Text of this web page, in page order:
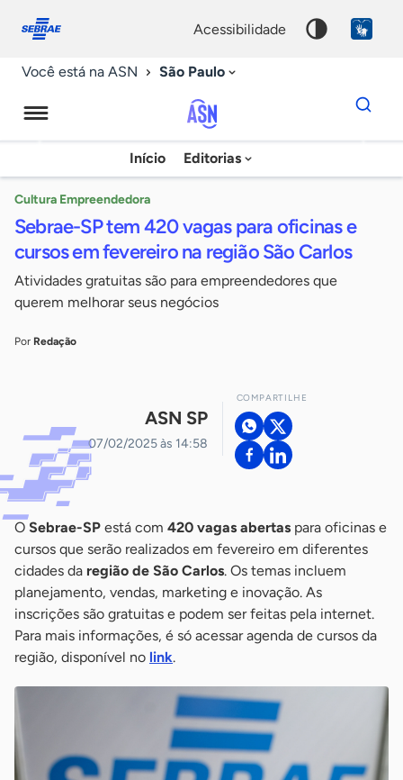
conosco
acessibilidade
Você está na ASN São Paulo
Agência
Sebrae
Notícias
Início Editorias
Dados
para
chave
Cultura Empreendedora
Sebrae-SP tem 420 vagas para oficinas e
cursos em fevereiro na região São Carlos
Atividades gratuitas são para empreendedores que
querem melhorar seus negócios
Por Redação
ASN SP
07/02/2025 às 14:58
COMPARTILHE
O Sebrae-SP está com 420 vagas abertas para oficinas e
cursos que serão realizados em fevereiro em diferentes
cidades da região de São Carlos. Os temas incluem
planejamento, vendas, marketing e inovação. As
inscrições são gratuitas e podem ser feitas pela internet.
Para mais informações, é só acessar agenda de cursos da
região, disponível no link.